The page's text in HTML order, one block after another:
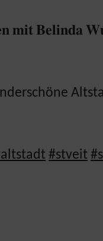
𝐦𝐢𝐭 𝐁𝐞𝐥𝐢𝐧𝐝𝐚
#stveit